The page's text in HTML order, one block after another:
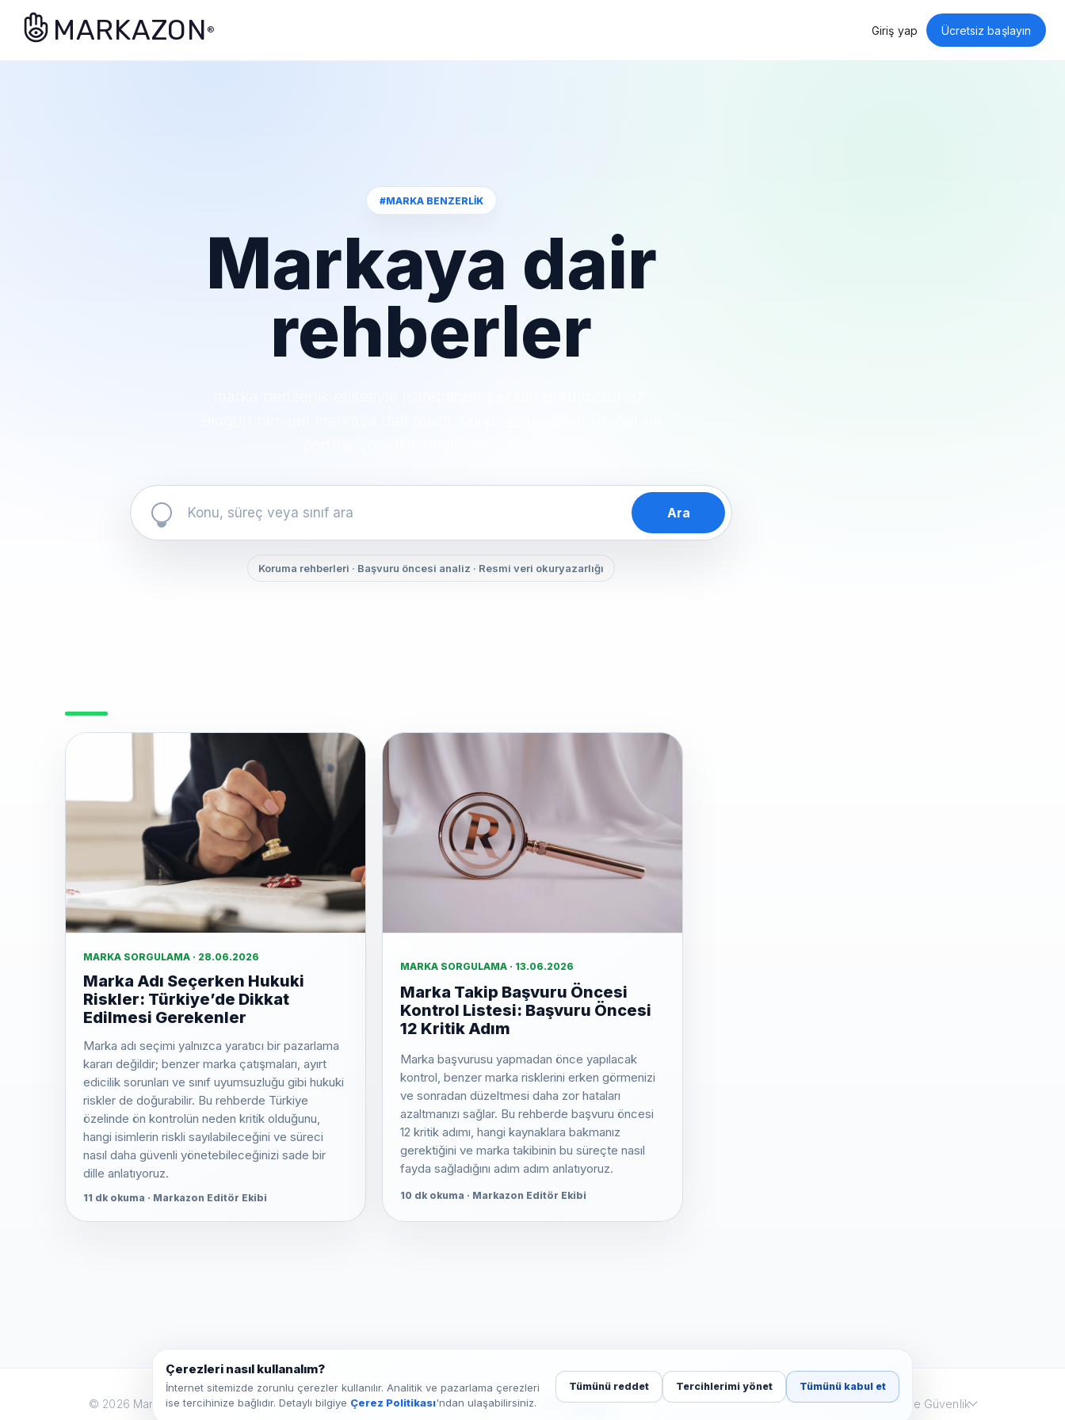
MARKAZON ® Giriş yap Ücretsiz başlayın
#MARKA BENZERLIK
Markaya dair
rehberler
Ara
MARKA SORGULAMA · 28.06.2026
Marka Adı Seçerken Hukuki
Riskler: Türkiye’de Dikkat
Edilmesi Gerekenler
Marka adı seçimi yalnızca yaratıcı bir pazarlama
kararı değildir; benzer marka çatışmaları, ayırt
edicilik sorunları ve sınıf uyumsuzluğu gibi hukuki
riskler de doğurabilir. Bu rehberde Türkiye
özelinde ön kontrolün neden kritik olduğunu,
hangi isimlerin riskli sayılabileceğini ve süreci
nasıl daha güvenli yönetebileceğinizi sade bir
dille anlatıyoruz.
11 dk okuma · Markazon Editör Ekibi
MARKA SORGULAMA · 13.06.2026
Marka Takip Başvuru Öncesi
Kontrol Listesi: Başvuru Öncesi
12 Kritik Adım
Marka başvurusu yapmadan önce yapılacak
kontrol, benzer marka risklerini erken görmenizi
ve sonradan düzeltmesi daha zor hataları
azaltmanızı sağlar. Bu rehberde başvuru öncesi
12 kritik adımı, hangi kaynaklara bakmanız
gerektiğini ve marka takibinin bu süreçte nasıl
fayda sağladığını adım adım anlatıyoruz.
10 dk okuma · Markazon Editör Ekibi
© 2026 Markazon · Kurumsal Gizlilik ve Güvenlik
Çerezleri nasıl kullanalım?
İnternet sitemizde zorunlu çerezler kullanılır. Analitik ve pazarlama çerezleri
ise tercihinize bağlıdır. Detaylı bilgiye Çerez Politikası'ndan ulaşabilirsiniz.
Tümünü reddet Tercihlerimi yönet Tümünü kabul et